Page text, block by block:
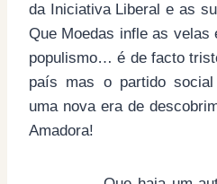
da Iniciativa Liberal e as
Que Moedas infle as velas
populismo… é de facto
país mas o partido
uma nova era de
Amadora!